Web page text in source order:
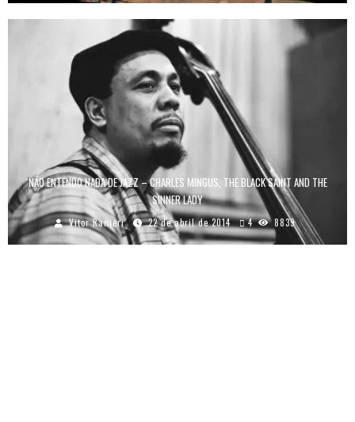
NÃO ENTENDO NADA DE JAZZ – CHARLES MINGUS, THE BLACK SAINT AND THE
SINNER LADY
Vitor Ranieri 22 de abril de 2014 4 8839